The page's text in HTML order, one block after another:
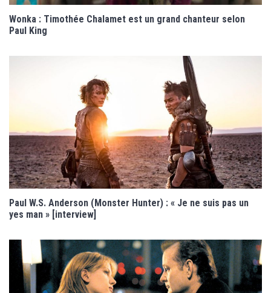
Wonka : Timothée Chalamet est un grand chanteur selon
Paul King
Paul W.S. Anderson (Monster Hunter) : « Je ne suis pas un
yes man » [interview]